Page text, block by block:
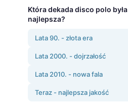
Która dekada disco polo była
najlepsza?
Lata 90. - złota era
Lata 2000. - dojrzałość
Lata 2010. - nowa fala
Teraz - najlepsza jakość